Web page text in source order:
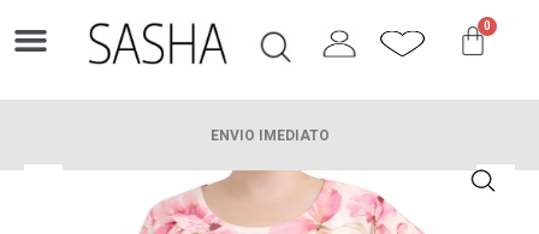
0
ENVIO IMEDIATO